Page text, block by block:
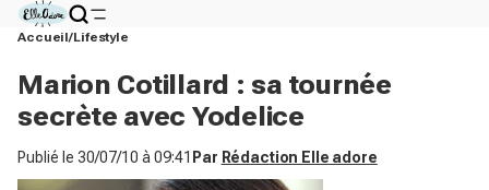
Accueil Lifestyle
Marion Cotillard : sa tournée
secrète avec Yodelice
Publié le 30/07/10 à 09:41 Par Rédaction Elle adore